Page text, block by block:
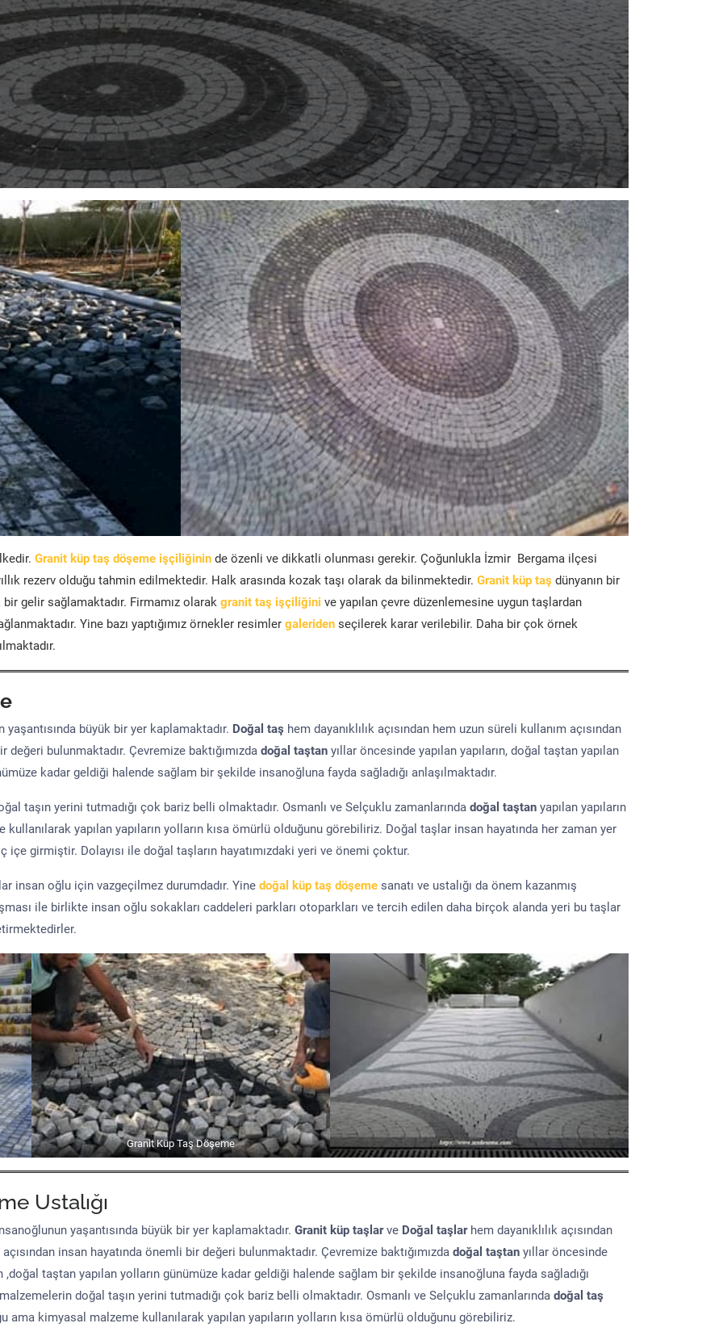
Granit küp taş döşeme işçiliğinin de özenli ve dikkatli olunması gerekir. Çoğunlukla İzmir Bergama ilçesi
rezerv olduğu tahmin edilmektedir. Halk arasında kozak taşı olarak da bilinmektedir. Granit küp taş dünyanın bir
gelir sağlamaktadır. Firmamız olarak granit taş işçiliğini ve yapılan çevre düzenlemesine uygun taşlardan
Yine bazı yaptığımız örnekler resimler galeriden seçilerek karar verilebilir. Daha bir çok örnek
büyük bir yer kaplamaktadır. Doğal taş hem dayanıklılık açısından hem uzun süreli kullanım açısından
değeri bulunmaktadır. Çevremize baktığımızda doğal taştan yıllar öncesinde yapılan yapıların, doğal taştan yapılan
kadar geldiği halende sağlam bir şekilde insanoğluna fayda sağladığı anlaşılmaktadır.
taşın yerini tutmadığı çok bariz belli olmaktadır. Osmanlı ve Selçuklu zamanlarında doğal taştan yapılan yapıların
yapılan yapıların yolların kısa ömürlü olduğunu görebiliriz. Doğal taşlar insan hayatında her zaman yer
girmiştir. Dolayısı ile doğal taşların hayatımızdaki yeri ve önemi çoktur.
insan oğlu için vazgeçilmez durumdadır. Yine doğal küp taş döşeme sanatı ve ustalığı da önem kazanmış
ile birlikte insan oğlu sokakları caddeleri parkları otoparkları ve tercih edilen daha birçok alanda yeri bu taşlar
Granit Küp Taş Döşeme
Ustalığı
yaşantısında büyük bir yer kaplamaktadır. Granit küp taşlarve Doğal taşlar hem dayanıklılık açısından
insan hayatında önemli bir değeri bulunmaktadır. Çevremize baktığımızda doğal taştan yıllar öncesinde
,doğal taştan yapılan yolların günümüze kadar geldiği halende sağlam bir şekilde insanoğluna fayda sağladığı
doğal taşın yerini tutmadığı çok bariz belli olmaktadır. Osmanlı ve Selçuklu zamanlarında doğal taş
ama kimyasal malzeme kullanılarak yapılan yapıların yolların kısa ömürlü olduğunu görebiliriz.